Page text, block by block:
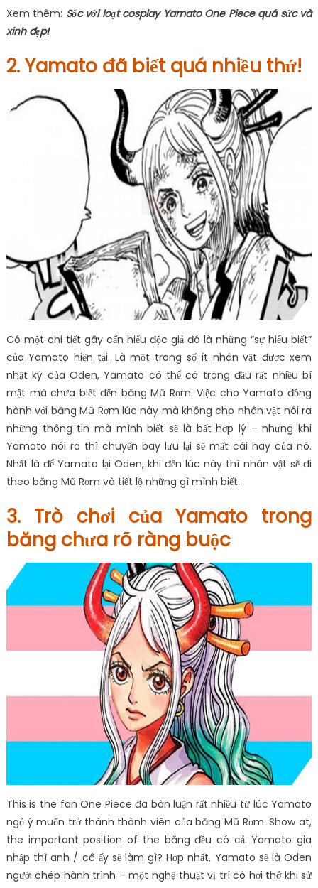
Xem thêm: Sốc với loạt cosplay Yamato One Piece quá sức và
xinh đẹp!
2. Yamato đã biết quá nhiều thứ!
Có một chi tiết gây cấn hiểu độc giả đó là những “sự hiểu biết”
của Yamato hiện tại. Là một trong số ít nhân vật được xem
nhật ký của Oden, Yamato có thể có trong đầu rất nhiều bí
mật mà chưa biết đến băng Mũ Rơm. Việc cho Yamato đồng
hành với băng Mũ Rơm lúc này mà không cho nhân vật nói ra
những thông tin mà mình biết sẽ là bất hợp lý – nhưng khi
Yamato nói ra thì chuyến bay lưu lại sẽ mất cái hay của nó.
Nhất là để Yamato lại Oden, khi đến lúc này thì nhân vật sẽ đi
theo băng Mũ Rơm và tiết lộ những gì mình biết.
3. Trò chơi của Yamato trong
băng chưa rõ ràng buộc
This is the fan One Piece đã bàn luận rất nhiều từ lúc Yamato
ngỏ ý muốn trở thành thành viên của băng Mũ Rơm. Show at,
the important position of the băng đều có cả. Yamato gia
nhập thì anh / cô ấy sẽ làm gì? Hợp nhất, Yamato sẽ là Oden
người chép hành trình – một nghệ thuật vị trí có hơi thở khi sử